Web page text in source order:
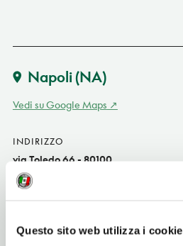
Questo sito web utilizza i cookie
Napoli(NA)
Vedi su Google Maps
INDIRIZZO
via Toledo 66 - 80100
Napoli (NA)
Campania IT
081402218